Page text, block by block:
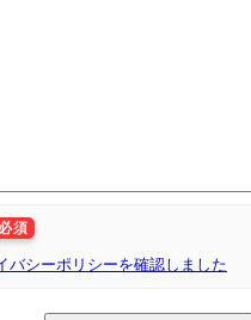
必須
バシーポリシーを確認しました